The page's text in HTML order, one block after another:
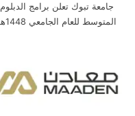
جامعة تبوك تعلن برامج الدبلوم
المتوسط للعام الجامعي 1448هـ